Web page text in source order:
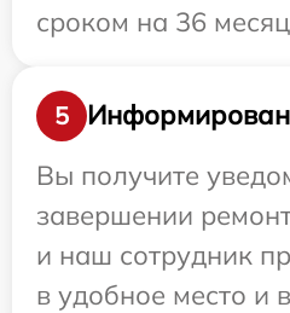
сроком на 36
5
Вы получите
завершении
и наш сотрудник
в удобное место и